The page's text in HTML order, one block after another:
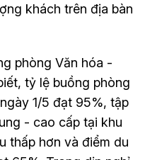
khách trên địa bàn
phòng Văn hóa -
tỷ lệ buồng phòng
1/5 đạt 95%, tập
- cao cấp tại khu
thấp hơn và điểm du